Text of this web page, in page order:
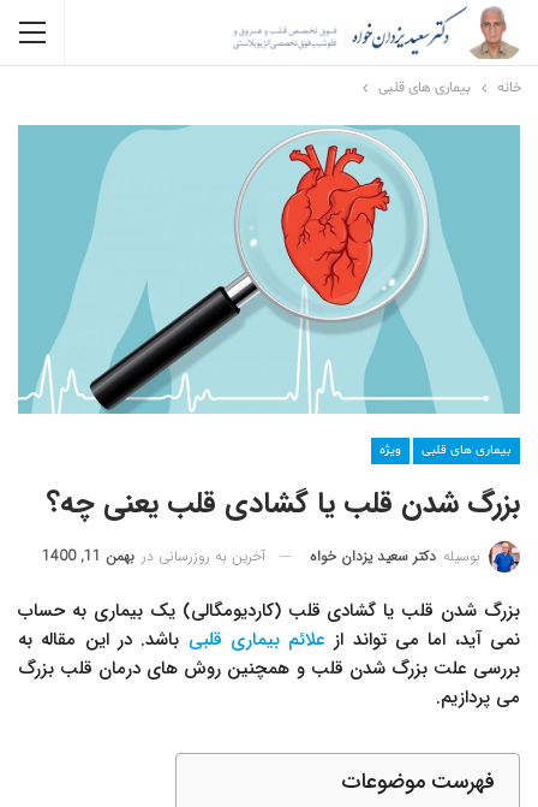
خانه بیماری های قلبی
بیماری های قلبی ویژه
بزرگ شدن قلب یا گشادی قلب یعنی چه؟
بوسیله دکتر سعید یزدان خواه آخرین به روزرسانی در بهمن 11, 1400
بزرگ شدن قلب یا گشادی قلب (کاردیومگالی) یک بیماری به حساب
نمی آید، اما می تواند از علائم بیماری قلبی باشد. در این مقاله به
بررسی علت بزرگ شدن قلب و همچنین روش های درمان قلب بزرگ
می پردازیم.
فهرست موضوعات